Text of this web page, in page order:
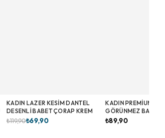
KADIN LAZER KESIM DANTEL
DESENLI BABET ÇORAP KREM
₺119,90₺69,90
KADIN PREMIUM
GÖRÜNMEZ BAMBU
SIYAH
₺89,90